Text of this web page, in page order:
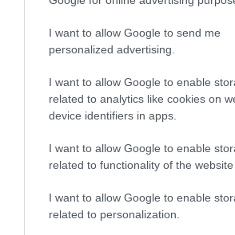
I want to allow Google to send me
personalized advertising.
I want to allow Google to enable
related to analytics like cookies on
device identifiers in apps.
I want to allow Google to enable
related to functionality of the website
I want to allow Google to enable
related to personalization.
Volvo S90: lesz belőle kombi is
Itt az első Polestar-modell